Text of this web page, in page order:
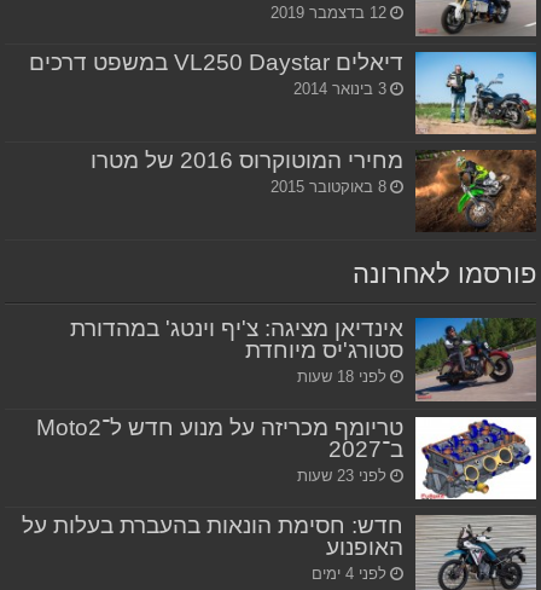
12 בדצמבר 2019
דיאלים VL250 Daystar במשפט דרכים
3 בינואר 2014
מחירי המוטוקרוס 2016 של מטרו
8 באוקטובר 2015
פורסמו לאחרונה
אינדיאן מציגה: צ'יף וינטג' במהדורת
סטורג'יס מיוחדת
לפני 18 שעות
טריומף מכריזה על מנוע חדש ל־Moto2
ב־2027
לפני 23 שעות
חדש: חסימת הונאות בהעברת בעלות על
האופנוע
לפני 4 ימים